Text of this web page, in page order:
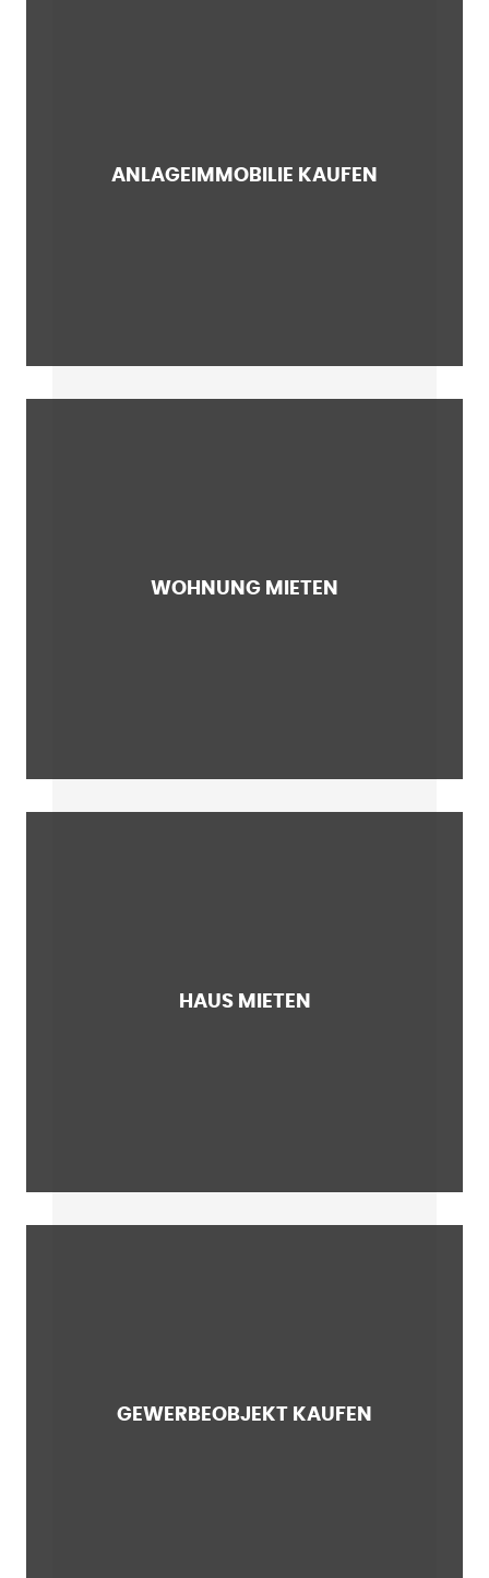
ANLAGEIMMOBILIE KAUFEN
WOHNUNG MIETEN
HAUS MIETEN
GEWERBEOBJEKT KAUFEN